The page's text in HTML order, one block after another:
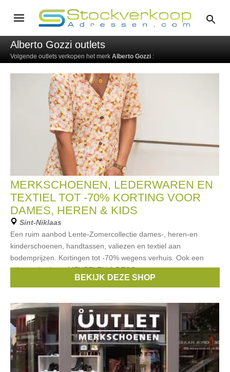
Alberto Gozzi outlets
Volgende outlets verkopen het merk Alberto Gozzi :
MERKSCHOENEN, LEDERWAREN EN
TEXTIEL TOT -70% KORTING VOOR
DAMES, HEREN & KIDS
Sint-Niklaas
Een ruim aanbod Lente-Zomercollectie dames-, heren-en
kinderschoenen, handtassen, valiezen en textiel aan
bodemprijzen. Kortingen tot -70% wegens verhuis. Ook een
ruim aanbod aan MEUBELEN & DECO
,CKS,Puma,Timberland
BEKIJK DEZE SHOP